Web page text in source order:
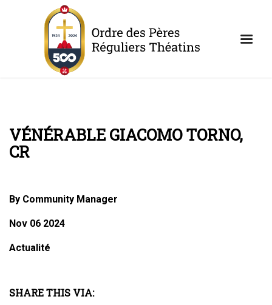
VÉNÉRABLE GIACOMO TORNO,
CR
By Community Manager
Nov 06 2024
Actualité
SHARE THIS VIA: